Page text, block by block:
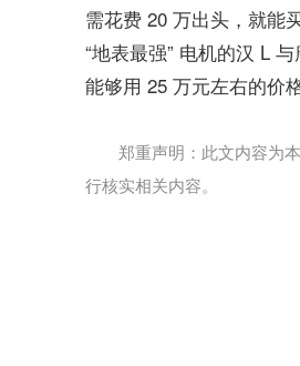
需花费 20 万出头，就能
“地表最强” 电机的汉 L
能够用 25 万元左右的价
郑重声明：此文内容为
行核实相关内容。